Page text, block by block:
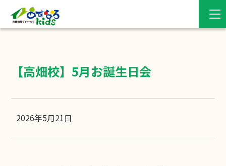
【高畑校】5月お誕生日会
2026年5月21日